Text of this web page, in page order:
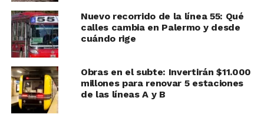
Nuevo recorrido de la línea 55: Qué
calles cambia en Palermo y desde
cuándo rige
Obras en el subte: Invertirán $11.000
millones para renovar 5 estaciones
de las líneas A y B